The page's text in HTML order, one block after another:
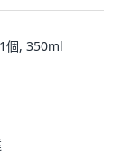
個, 350ml